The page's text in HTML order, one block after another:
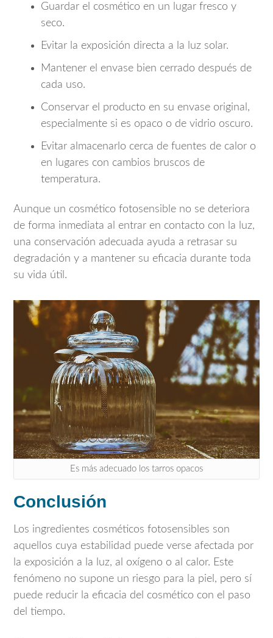
Guardar el cosmético en un lugar fresco y
seco.
Evitar la exposición directa a la luz solar.
Mantener el envase bien cerrado después de
cada uso.
Conservar el producto en su envase original,
especialmente si es opaco o de vidrio oscuro.
Evitar almacenarlo cerca de fuentes de calor o
en lugares con cambios bruscos de
temperatura.
Aunque un cosmético fotosensible no se deteriora
de forma inmediata al entrar en contacto con la luz,
una conservación adecuada ayuda a retrasar su
degradación y a mantener su eficacia durante toda
su vida útil.
Es más adecuado los tarros opacos
Conclusión
Los ingredientes cosméticos fotosensibles son
aquellos cuya estabilidad puede verse afectada por
la exposición a la luz, al oxígeno o al calor. Este
fenómeno no supone un riesgo para la piel, pero sí
puede reducir la eficacia del cosmético con el paso
del tiempo.